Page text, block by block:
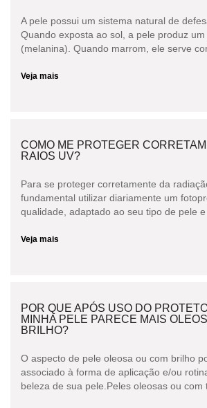
A pele possui um sistema natural de
Quando exposta ao sol, a pele produz
(melanina). Quando marrom, ele serve
Veja mais
COMO ME PROTEGER
RAIOS UV?
Para se proteger corretamente da
fundamental utilizar diariamente um
qualidade, adaptado ao seu tipo de pele
Veja mais
POR QUE APÓS USO DO
MINHA PELE PARECE MAIS
BRILHO?
O aspecto de pele oleosa ou com brilho
associado à forma de aplicação e/ou
beleza de sua pele.Peles oleosas ou com